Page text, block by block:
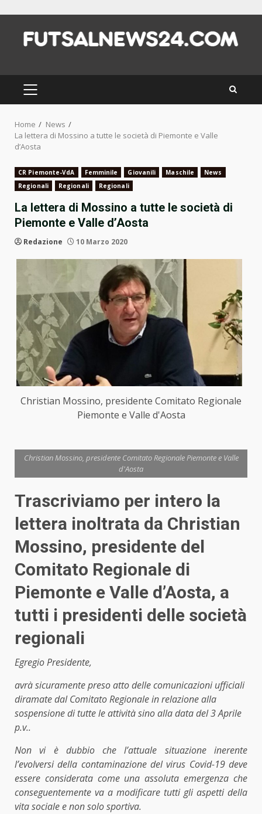
content
PRIMARY
MENU
Home
News
La lettera di Mossino a tutte le società di Piemonte e Valle
d’Aosta
CR Piemonte-VdA Femminile Giovanili Maschile
News
Regionali
Regionali Regionali
La lettera di Mossino a tutte le società di
Piemonte e Valle d’Aosta
Redazione 10 Marzo 2020
Christian Mossino, presidente Comitato Regionale
Piemonte e Valle d'Aosta
Christian Mossino, presidente Comitato Regionale Piemonte e Valle
d'Aosta
Trascriviamo per intero la
lettera inoltrata da Christian
Mossino, presidente del
Comitato Regionale di
Piemonte e Valle d’Aosta, a
tutti i presidenti delle società
regionali
EgregioPresidente,
avrà sicuramente preso atto delle comunicazioni ufficiali
diramate dal Comitato Regionale in relazione alla
sospensione di tutte le attività sino alla data del 3 Aprile
p.v..
Non vi è dubbio che l’attuale situazione inerente
l’evolversi della contaminazione del virus Covid-19 deve
essere considerata come una assoluta emergenza che
conseguentemente va a modificare tutti gli aspetti della
vita sociale e non solo sportiva.